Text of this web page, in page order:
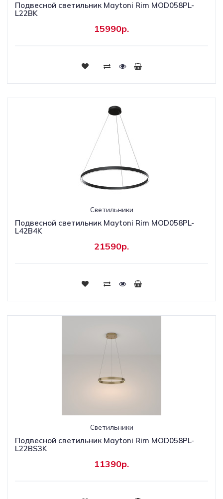
Подвесной светильник Maytoni Rim MOD058PL-
L22BK
15990р.
Светильники
Подвесной светильник Maytoni Rim MOD058PL-
L42B4K
21590р.
Светильники
Подвесной светильник Maytoni Rim MOD058PL-
L22BS3K
11390р.